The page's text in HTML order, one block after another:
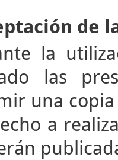
de
la
las
una copia
a